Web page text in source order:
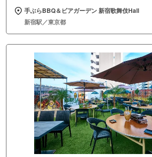
手ぶらBBQ＆ビアガーデン 新宿歌舞伎Hall
新宿駅／東京都